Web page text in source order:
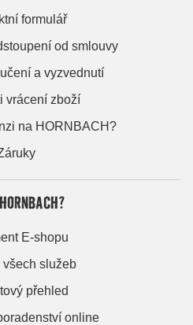
formulář
od smlouvy
a vyzvednutí
vrácení zboží
na HORNBACH?
E-shopu
všech služeb
přehled
online